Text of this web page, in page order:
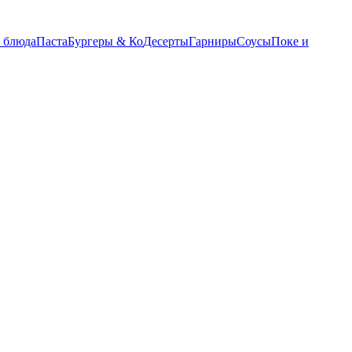
блюдаПастаБургеры & КоДесертыГарнирыСоусыПоке и